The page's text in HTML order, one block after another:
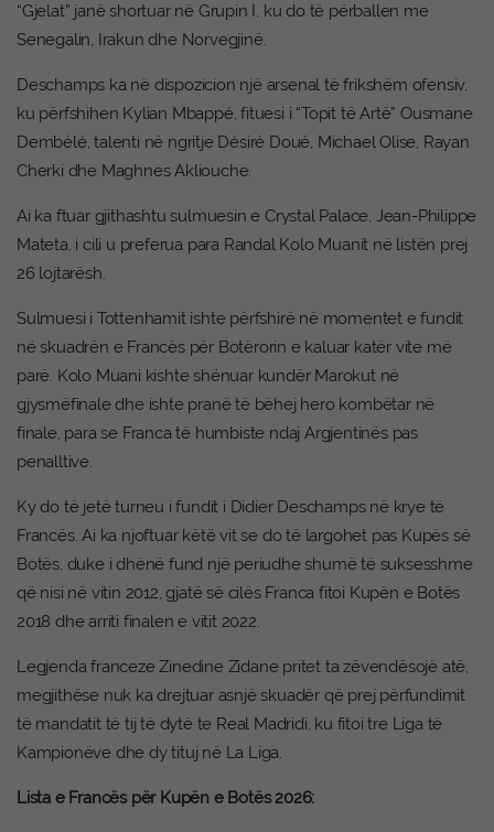
“Gjelat” janë shortuar në Grupin I, ku do të përballen me
Senegalin, Irakun dhe Norvegjinë.
Deschamps ka në dispozicion një arsenal të frikshëm ofensiv,
ku përfshihen Kylian Mbappé, fituesi i “Topit të Artë” Ousmane
Dembélé, talenti në ngritje Désiré Doué, Michael Olise, Rayan
Cherki dhe Maghnes Akliouche.
Ai ka ftuar gjithashtu sulmuesin e Crystal Palace, Jean-Philippe
Mateta, i cili u preferua para Randal Kolo Muanit në listën prej
26 lojtarësh.
Sulmuesi i Tottenhamit ishte përfshirë në momentet e fundit
në skuadrën e Francës për Botërorin e kaluar katër vite më
parë. Kolo Muani kishte shënuar kundër Marokut në
gjysmëfinale dhe ishte pranë të bëhej hero kombëtar në
finale, para se Franca të humbiste ndaj Argjentinës pas
penalltive.
Ky do të jetë turneu i fundit i Didier Deschamps në krye të
Francës. Ai ka njoftuar këtë vit se do të largohet pas Kupës së
Botës, duke i dhënë fund një periudhe shumë të suksesshme
që nisi në vitin 2012, gjatë së cilës Franca fitoi Kupën e Botës
2018 dhe arriti finalen e vitit 2022.
Legjenda franceze Zinedine Zidane pritet ta zëvendësojë atë,
megjithëse nuk ka drejtuar asnjë skuadër që prej përfundimit
të mandatit të tij të dytë te Real Madridi, ku fitoi tre Liga të
Kampionëve dhe dy tituj në La Liga.
Lista e Francës për Kupën e Botës 2026: